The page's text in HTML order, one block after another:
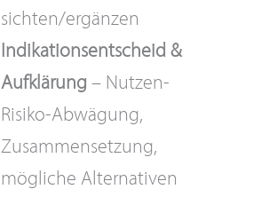
sichten/ergänzen
Indikationsentscheid &
Aufklärung – Nutzen-
Risiko-Abwägung,
Zusammensetzung,
mögliche Alternativen